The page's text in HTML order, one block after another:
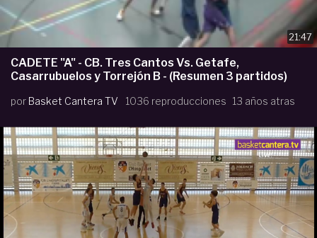
21:47
CADETE "A" - CB. Tres Cantos Vs. Getafe,
Casarrubuelos y Torrejón B - (Resumen 3 partidos)
por Basket Cantera TV 1036 reproducciones 13 años atras